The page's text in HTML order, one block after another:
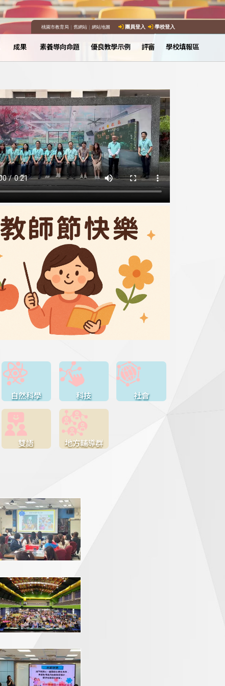
桃園市教育局｜ 舊網站｜ 網站地圖 團員登入 學校登入
成果 素養導向命題 優良教學示例 評審 學校填報區
自然科學 科技 社會
雙語 地方輔導群